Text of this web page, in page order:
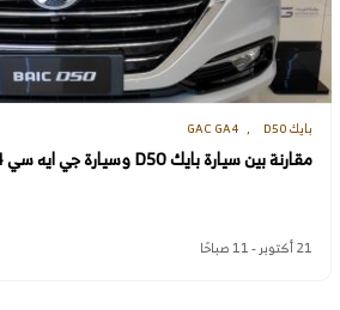
بايك D50 GAC GA4
مقارنة بين سيارة بايك D50 وسيارة جي ايه سي GA4 بالسعودية
21 أكتوبر - 11 صباحًا